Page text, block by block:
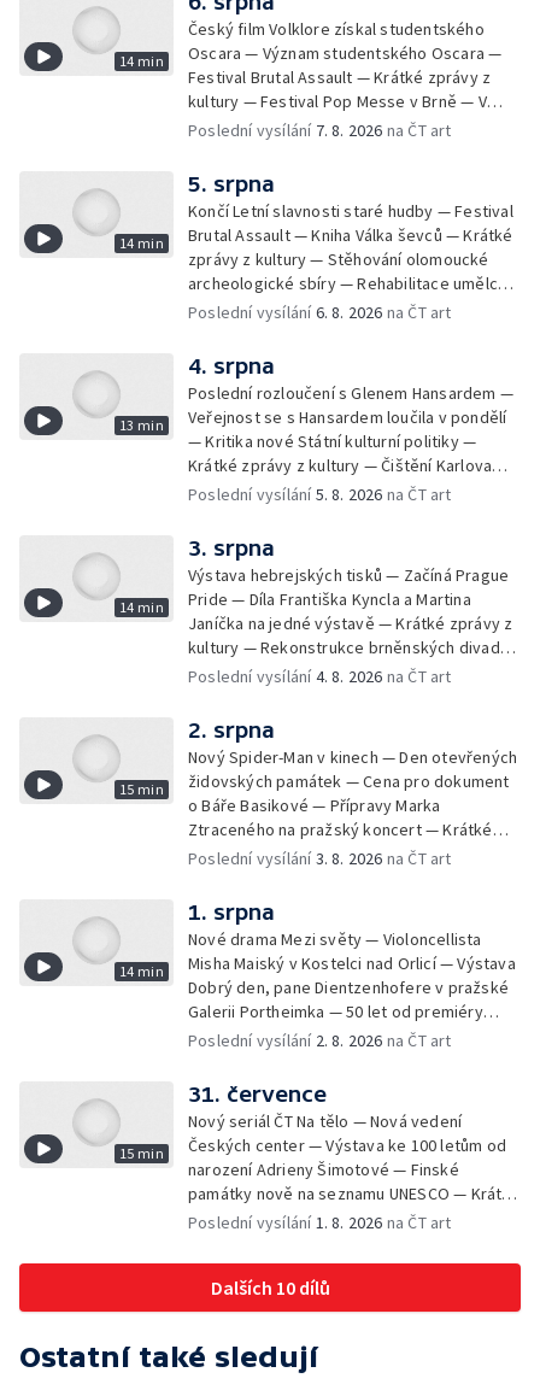
14 min
Český film Volklore získal studentského
Oscara — Význam studentského Oscara —
Festival Brutal Assault — Krátké zprávy z
kultury — Festival Pop Messe v Brně — V
Opavě promítají Odysseu z filmového pásu
Poslední vysílání 7. 8. 2026 na ČT art
14 min
5. srpna
Končí Letní slavnosti staré hudby — Festival
Brutal Assault — Kniha Válka ševců — Krátké
zprávy z kultury — Stěhování olomoucké
archeologické sbíry — Rehabilitace umělce
Milana Knížáka — Trailer na film Osamělý vlk
Poslední vysílání6. 8. 2026 na ČT art
13 min
4. srpna
Poslední rozloučení s Glenem Hansardem —
Veřejnost se s Hansardem loučila v pondělí
— Kritika nové Státní kulturní politiky —
Krátké zprávy z kultury — Čištění Karlova
mostu — Archeologický výzkum na
neslyšící
Poslední vysílání5. 8. 2026 na ČT art
14 min
3. srpna
Výstava hebrejských tisků — Začíná Prague
Pride — Díla Františka Kyncla a Martina
Janíčka na jedné výstavě — Krátké zprávy z
kultury — Rekonstrukce brněnských divadel
— Budoucnost Knihovny Václava Havla —
Kulturní tipy
Poslední vysílání4. 8. 2026 na ČT art
15 min
2. srpna
Nový Spider-Man v kinech — Den otevřených
židovských památek — Cena pro dokument
o Báře Basikové — Přípravy Marka
Ztraceného na pražský koncert — Krátké
zprávy z kultury — Nález historických
Poslední vysílání3. 8. 2026 na ČT art
14 min
1. srpna
Nové drama Mezi světy — Violoncellista
Misha Maiský v Kostelci nad Orlicí — Výstava
Dobrý den, pane Dientzenhofere v pražské
Galerii Portheimka — 50 let od premiéry
filmu Na samotě u lesa — Krátké zprávy z
Mercury
Poslední vysílání 2. 8. 2026 na ČT art
15 min
31. července
Nový seriál ČT Na tělo — Nová vedení
Českých center — Výstava ke 100 letům od
narození Adrieny Šimotové — Finské
památky nově na seznamu UNESCO — Krátké
zprávy z kultury — Začíná Jiráskův Hronov —
Poslední vysílání1. 8. 2026 na ČT art
Dalších 10 dílů
Ostatní také sledují